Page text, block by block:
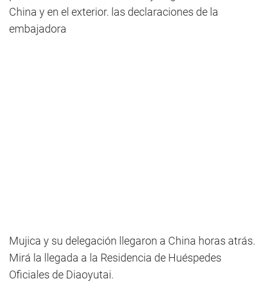
China y en el exterior. las declaraciones de la
embajadora
Mujica y su delegación llegaron a China horas atrás.
Mirá la llegada a la Residencia de Huéspedes
Oficiales de Diaoyutai.